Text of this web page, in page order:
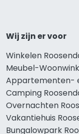
Wij zijn er voor
Winkelen
Meubel-
Appartementen-
Camping
Overnachten
Vakantiehuis
Bungalowpark